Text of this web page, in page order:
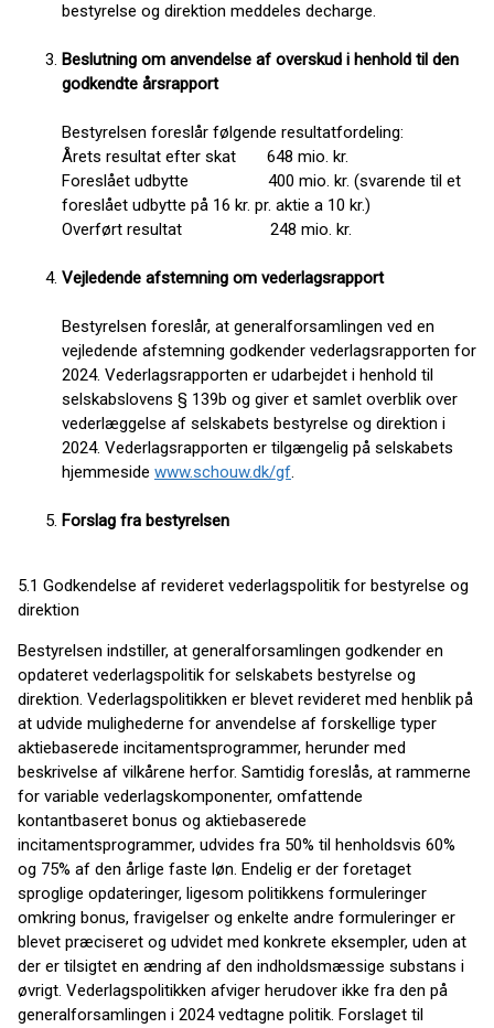
bestyrelse og direktion meddeles decharge.
Beslutning om anvendelse af overskud i henhold til den
godkendte årsrapport
Bestyrelsen foreslår følgende resultatfordeling:
Årets resultat efter skat 648 mio. kr.
Foreslået udbytte 400 mio. kr. (svarende til et
foreslået udbytte på 16 kr. pr. aktie a 10 kr.)
Overført resultat 248 mio. kr.
Vejledende afstemning om vederlagsrapport
Bestyrelsen foreslår, at generalforsamlingen ved en
vejledende afstemning godkender vederlagsrapporten for
2024. Vederlagsrapporten er udarbejdet i henhold til
selskabslovens § 139b og giver et samlet overblik over
vederlæggelse af selskabets bestyrelse og direktion i
2024. Vederlagsrapporten er tilgængelig på selskabets
hjemmeside www.schouw.dk/gf.
Forslag fra bestyrelsen
5.1 Godkendelse af revideret vederlagspolitik for bestyrelse og
direktion
Bestyrelsen indstiller, at generalforsamlingen godkender en
opdateret vederlagspolitik for selskabets bestyrelse og
direktion. Vederlagspolitikken er blevet revideret med henblik på
at udvide mulighederne for anvendelse af forskellige typer
aktiebaserede incitamentsprogrammer, herunder med
beskrivelse af vilkårene herfor. Samtidig foreslås, at rammerne
for variable vederlags­komponenter, omfattende
kontantbaseret bonus og aktiebaserede
incitamentsprogrammer, udvides fra 50% til henholdsvis 60%
og 75% af den årlige faste løn. Endelig er der foretaget
sproglige opdateringer, ligesom politikkens formuleringer
omkring bonus, fravigelser og enkelte andre formuleringer er
blevet præciseret og udvidet med konkrete eksempler, uden at
der er tilsigtet en ændring af den indholdsmæssige substans i
øvrigt. Vederlagspolitikken afviger herudover ikke fra den på
generalforsamlingen i 2024 vedtagne politik. Forslaget til